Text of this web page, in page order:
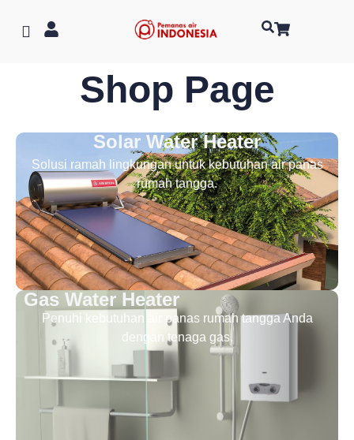
Shop Page
Solar Water Heater
Solusi ramah lingkungan untuk kebutuhan air panas
rumah tangga.
Gas Water Heater
Penuhi kebutuhan air panas rumah tangga Anda
dengan tenaga gas.